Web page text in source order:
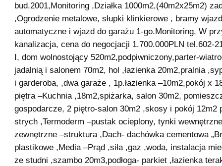
bud.2001,Monitoring ,Działka 1000m2,(40m2x25m2)
,Ogrodzenie metalowe, słupki klinkierowe , bramy
automatyczne i wjazd do garażu 1-go.Monitoring, W
kanalizacja, cena do negocjacji 1.700.000PLN tel.602-
I, dom wolnostojący 520m2,podpiwniczony,parter-
jadalnią i salonem 70m2, hol ,łazienka 20m2,pralnia
i garderoba, ,dwa garaże , 1p.łazienka –10m2,pokój x
piętra –Kuchnia ,18m2,spiżarka, salon 30m2,
gospodarcze, 2 piętro-salon 30m2 ,skosy i pokój 12m2
strych ,Termoderm –pustak ocieplony, tynki
zewnętrzne –struktura ,Dach- dachówka cementowa
plastikowe ,Media –Prąd ,siła ,gaz ,woda, instalacja
ze studni ,szambo 20m3,podłoga- parkiet ,łazienka